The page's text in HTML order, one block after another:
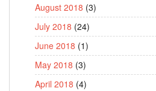
August 2018 (3)
July 2018 (24)
June 2018 (1)
May 2018 (3)
April 2018 (4)